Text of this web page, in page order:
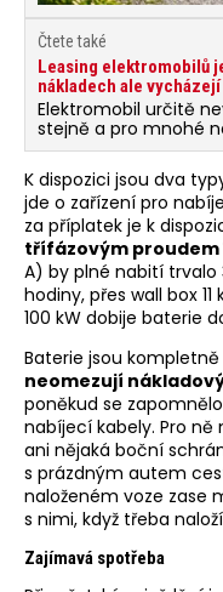
Čtete také
Leasing elektromobilů
nákladech ale
Elektromobil určitě
stejně a pro mnohé
používání, ryze z
už auta s
výhodněji než jejich
K dispozici jsou dva
jde o zařízení pro
za příplatek je k
třífázovým proudem
A) by plné nabití trvalo
hodiny, přes wall box
100 kW dobije baterie
Baterie jsou
neomezují
poněkud se
nabíjecí kabely. Pro ně
ani nějaká boční
s prázdným autem
naloženém voze zase
s nimi, když třeba
Zajímavá spotřeba